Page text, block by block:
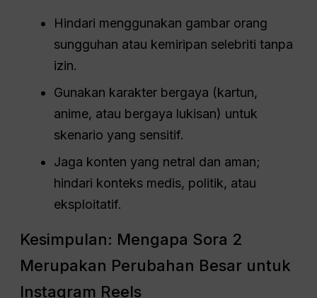
Hindari menggunakan gambar orang
sungguhan atau kemiripan selebriti tanpa
izin.
Gunakan karakter bergaya (kartun,
anime, atau bergaya lukisan) untuk
skenario yang sensitif.
Jaga konten yang netral dan aman;
hindari konteks medis, politik, atau
eksploitatif.
Kesimpulan: Mengapa Sora 2
Merupakan Perubahan Besar untuk
Instagram Reels